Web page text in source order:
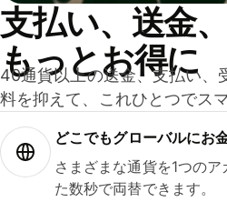
支払い、送金
もっとお得に
40通貨以上の送金、支払い、
料を抑えて、これひとつでス
どこでもグ⁠ロ⁠ー⁠バ⁠ルにお
さまざまな通貨を1つの
た数秒で両替できます。